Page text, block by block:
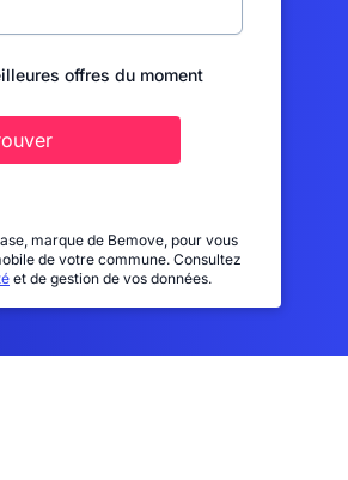
offres du moment
marque de Bemove, pour vous
de votre commune. Consultez
et de gestion de vos données.